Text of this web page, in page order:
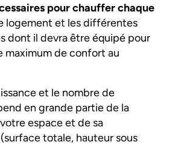
pour chauffer chaque
logement et les différentes
dont il devra être équipé pour
maximum de confort au
et le nombre de
en grande partie de la
espace et de sa
totale, hauteur sous